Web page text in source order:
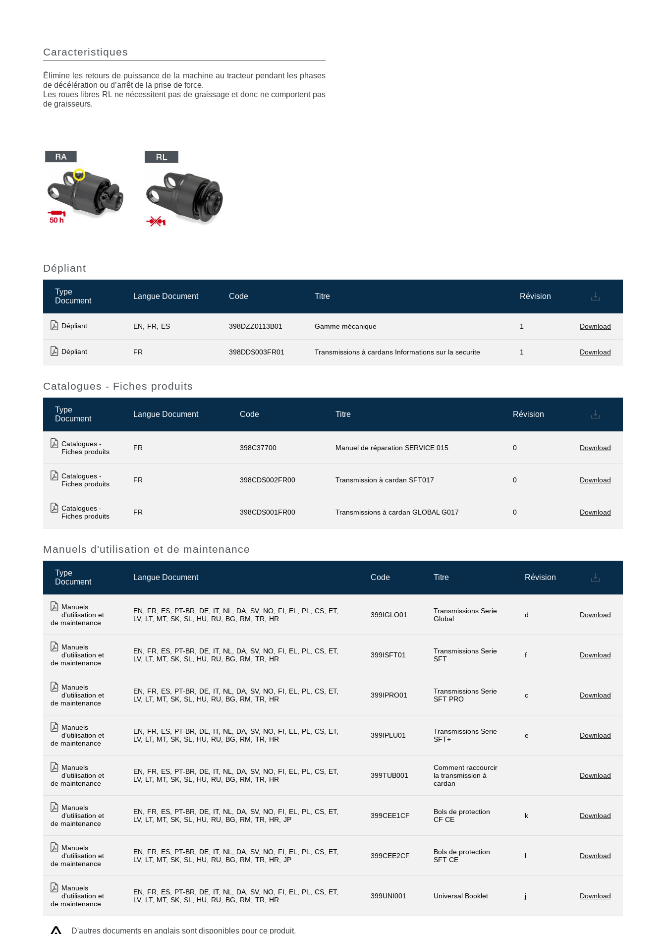
Caracteristiques
Élimine les retours de puissance de la machine au tracteur pendant les phases
de décélération ou d’arrêt de la prise de force.
Les roues libres RL ne nécessitent pas de graissage et donc ne comportent pas
de graisseurs.
Dépliant
Type
Document
Langue Document Code Titre Révision
Dépliant EN FR ES 398DZZ0113B01 Gamme mécanique 1 Download
Dépliant FR 398DDS003FR01 Transmissions à cardans Informations sur la securite 1 Download
Catalogues - Fiches produits
Type
Document
Langue Document Code Titre Révision
Catalogues -
Fiches produits
FR 398C37700 Manuel de réparation SERVICE 015 0 Download
Catalogues -
Fiches produits
FR 398CDS002FR00 Transmission à cardan SFT017 0 Download
Catalogues -
Fiches produits
FR 398CDS001FR00 Transmissions à cardan GLOBAL G017 0 Download
Manuels d'utilisation et de maintenance
Type
Document
Langue Document Code Titre Révision
Manuels
d'utilisation et
de maintenance
EN FR ES PT-BR DE IT NL DA SV NO FI EL PL CS
ET
LV
LT MT SK SL HU RU BG RM TR HR 399IGLO01
Transmissions Serie
Global
d Download
Manuels
d'utilisation et
de maintenance
EN FR ES PT-BR DE IT NL DA SV NO FI EL PL CS
ET
LV
LT MT SK SL HU RU BG RM TR HR 399ISFT01
Transmissions Serie
SFT
f Download
Manuels
d'utilisation et
de maintenance
EN FR ES PT-BR DE IT NL DA SV NO FI EL PL CS
ET
LV
LT MT SK SL HU RU BG RM TR HR 399IPRO01
Transmissions Serie
SFT PRO
c Download
Manuels
d'utilisation et
de maintenance
EN FR ES PT-BR DE IT NL DA SV NO FI EL PL CS
ET
LV
LT MT SK SL HU RU BG RM TR HR 399IPLU01
Transmissions Serie
SFT+
e Download
Manuels
d'utilisation et
de maintenance
EN FR ES PT-BR DE IT NL DA SV NO FI EL PL CS
ET
LV
LT MT SK SL HU RU BG RM TR HR 399TUB001
Comment raccourcir
la transmission à
cardan
Download
Manuels
d'utilisation et
de maintenance
EN FR ES PT-BR DE IT NL DA SV NO FI EL PL CS
ET
LV
LT MT SK SL HU RU BG RM TR HR JP 399CEE1CF
Bols de protection
CF CE
k Download
Manuels
d'utilisation et
de maintenance
EN FR ES PT-BR DE IT NL DA SV NO FI EL PL CS
ET
LV
LT MT SK SL HU RU BG RM TR HR JP 399CEE2CF
Bols de protection
SFT CE
l Download
Manuels
d'utilisation et
de maintenance
EN FR ES PT-BR DE IT NL DA SV NO FI EL PL CS
ET
LV
LT MT SK SL HU RU BG RM TR HR 399UNI001 Universal Booklet j Download
D'autres documents en anglais sont disponibles pour ce produit.